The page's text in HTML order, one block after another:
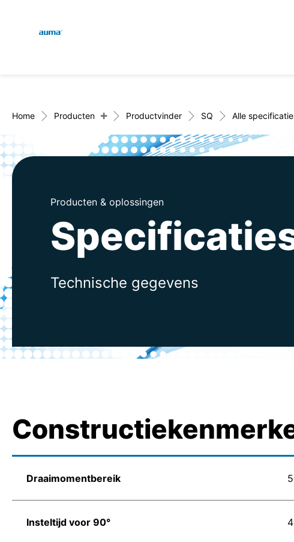
Europa
Azië en Stille Oceaan
Noord-Amerika
Home Producten + Productvinder SQ Alle
Producten & oplossingen
Technische gegevens
Draaimomentbereik
Insteltijd voor 90°